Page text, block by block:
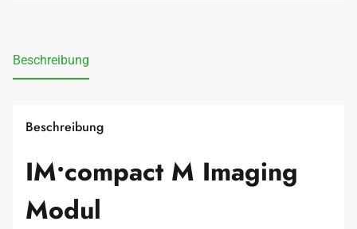
Beschreibung
Beschreibung
IM•compact M Imaging
Modul